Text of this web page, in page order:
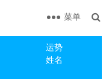
运势
姓名
菜单